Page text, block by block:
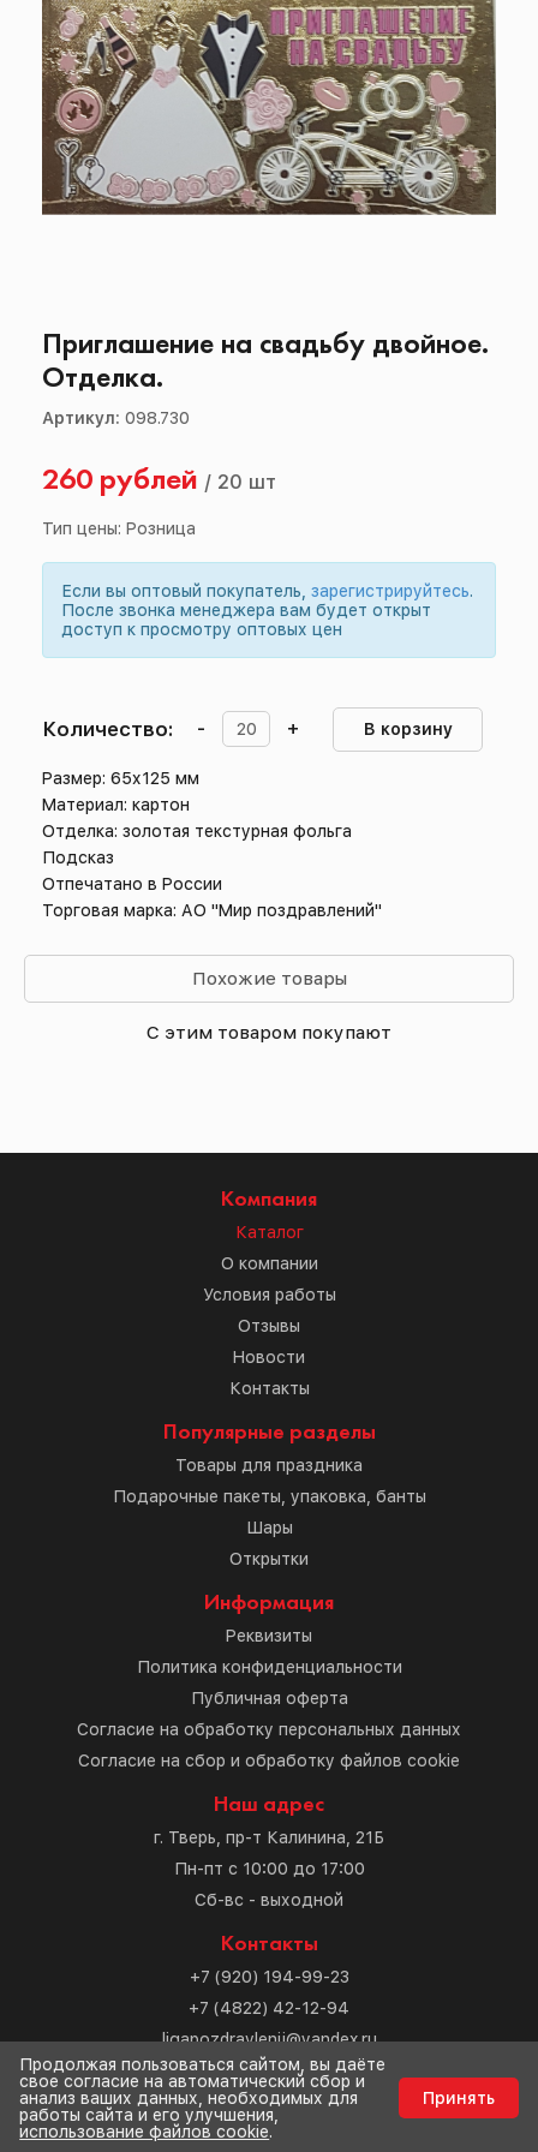
Приглашение на свадьбу двойное.
Отделка.
Артикул: 098.730
260 рублей / 20 шт
Тип цены: Розница
Если вы оптовый покупатель, зарегистрируйтесь.
После звонка менеджера вам будет открыт
доступ к просмотру оптовых цен
Количество: - + В корзину
Размер: 65х125 мм
Материал: картон
Отделка: золотая текстурная фольга
Подсказ
Отпечатано в России
Торговая марка: АО "Мир поздравлений"
Похожие товары
С этим товаром покупают
Компания
Каталог
О компании
Условия работы
Отзывы
Новости
Контакты
Популярные разделы
Товары для праздника
Подарочные пакеты, упаковка, банты
Шары
Открытки
Информация
Реквизиты
Политика конфиденциальности
Публичная оферта
Согласие на обработку персональных данных
Согласие на сбор и обработку файлов cookie
Наш адрес
г. Тверь, пр-т Калинина, 21Б
Пн-пт с 10:00 до 17:00
Сб-вс - выходной
Контакты
+7 (920) 194-99-23
+7 (4822) 42-12-94
ligapozdravlenij@yandex.ru
Разработка сайта
Продолжая пользоваться сайтом, вы даёте
свое согласие на автоматический сбор и
анализ ваших данных, необходимых для
работы сайта и его улучшения,
использование файлов cookie.
Принять